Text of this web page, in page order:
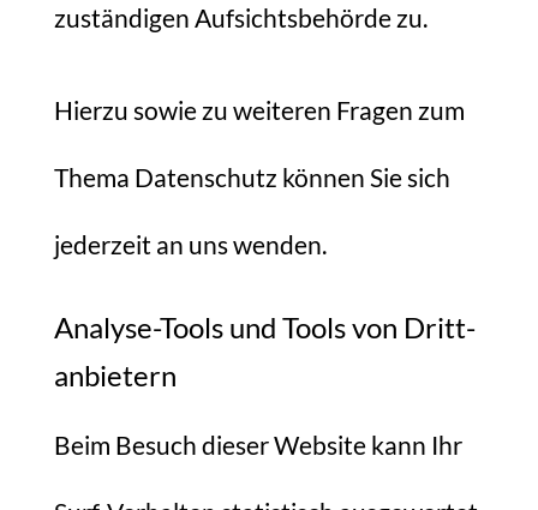
zuständigen Aufsichtsbehörde zu.
Hierzu sowie zu weiteren Fragen zum
Thema Datenschutz können Sie sich
jederzeit an uns wenden.
Analyse-Tools und Tools von Dritt­
anbietern
Beim Besuch dieser Website kann Ihr